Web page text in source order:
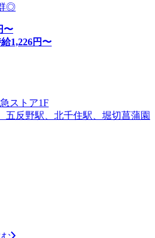
◎
〜
給1,226円〜
ストア1F
五反野駅、北千住駅、堀切菖蒲園